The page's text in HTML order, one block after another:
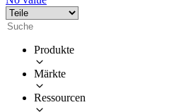
Produkte
Märkte
Ressourcen